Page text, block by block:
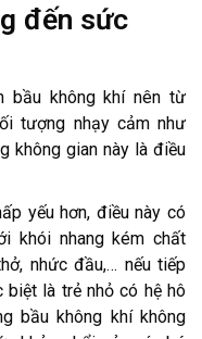
đến sức
bầu không khí nên từ
tượng nhạy cảm như
không gian này là điều
yếu hơn, điều này có
khói nhang kém chất
nhức đầu,… nếu tiếp
biệt là trẻ nhỏ có hệ hô
bầu không khí không